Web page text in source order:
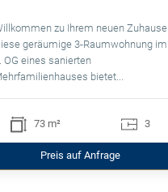
zu Ihrem neuen Zuhause
geräumige 3-Raumwohnung im
OG eines sanierten
bietet...
73 m² 3
Preis auf Anfrage